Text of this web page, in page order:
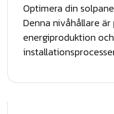
Optimera din
Denna nivåhållare
energiproduktion